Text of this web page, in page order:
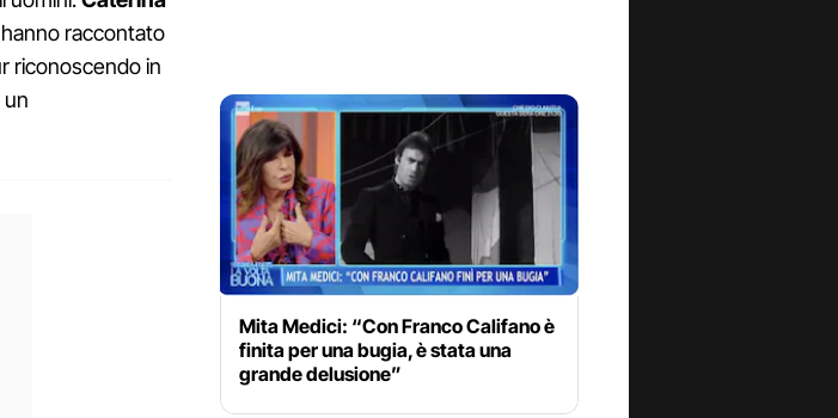
raccontato
riconoscendo in
Mita Medici: “Con Franco Califano è
finita per una bugia, è stata una
grande delusione”